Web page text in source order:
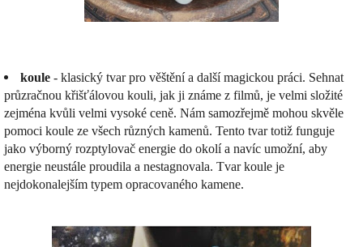
koule - klasický tvar pro věštění a další magickou práci. Sehnat
průzračnou křišťálovou kouli, jak ji známe z filmů, je velmi složité
zejména kvůli velmi vysoké ceně. Nám samozřejmě mohou skvěle
pomoci koule ze všech různých kamenů. Tento tvar totiž funguje
jako výborný rozptylovač energie do okolí a navíc umožní, aby
energie neustále proudila a nestagnovala. Tvar koule je
nejdokonalejším typem opracovaného kamene.